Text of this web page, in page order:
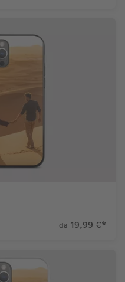
da 19,99 €*